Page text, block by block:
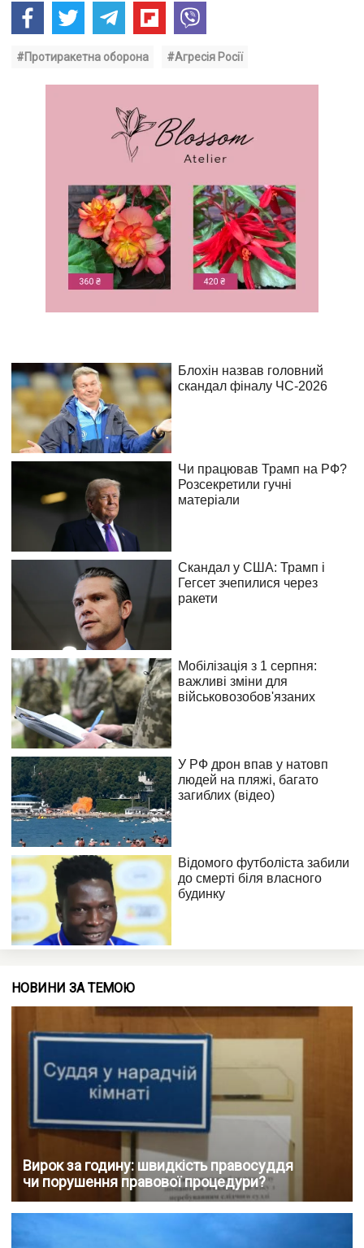
#Протиракетна оборона #Агресія Росії
НОВИНИ ЗА ТЕМОЮ
Вирок за годину: швидкість правосуддя
чи порушення правової процедури?